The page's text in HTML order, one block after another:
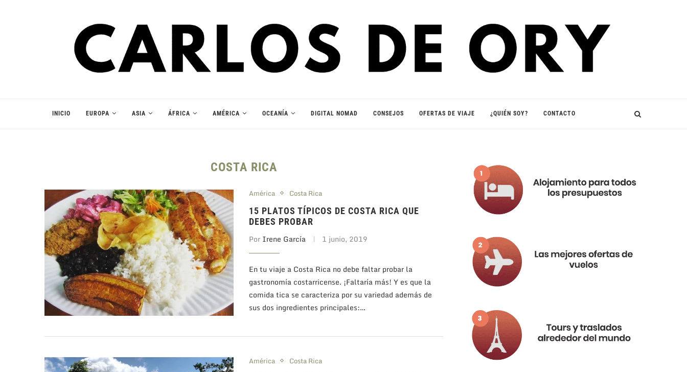
INICIO EUROPA ASIA ÁFRICA AMÉRICA OCEANÍA DIGITAL NOMAD CONSEJOS OFERTAS DE VIAJE ¿QUIÉN SOY? CONTACTO
COSTA RICA
América Costa Rica
15 PLATOS TÍPICOS DE COSTA RICA QUE
DEBES PROBAR
Por Irene García 1 junio, 2019
En tu viaje a Costa Rica no debe faltar probar la
gastronomía costarricense. ¡Faltaría más! Y es que la
comida tica se caracteriza por su variedad además de
sus dos ingredientes principales:…
América Costa Rica